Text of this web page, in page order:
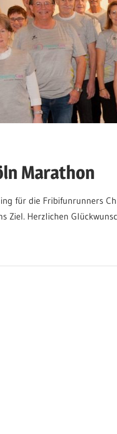
Marathon
für die Fribifunrunners
Ziel. Herzlichen